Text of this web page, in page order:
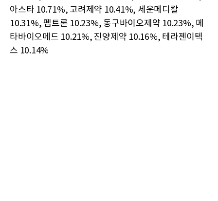
아스타 10.71%, 고려제약 10.41%, 세운메디칼
10.31%, 펩트론 10.23%, 동구바이오제약 10.23%, 메
타바이오메드 10.21%, 진양제약 10.16%, 테라젠이텍
스 10.14%